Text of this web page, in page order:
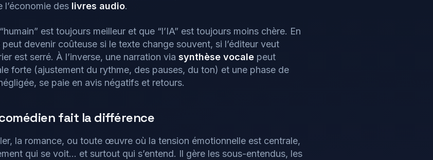
des livres audio.
est toujours meilleur et que “l’IA” est toujours moins chère. En
devenir coûteuse si le texte change souvent, si l’éditeur veut
est serré. À l’inverse, une narration viasynthèse vocale peut
forte (ajustement du rythme, des pauses, du ton) et une phase de
se paie en avis négatifs et retours.
fait la différence
la romance, ou toute œuvre où la tension émotionnelle est centrale,
qui se voit… et surtout qui s’entend. Il gère les sous-entendus, les